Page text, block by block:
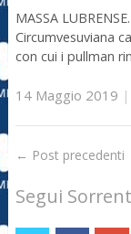
MASSA
Circumvesuviana
con cui i pullman
14 Maggio 2019 |
← Post precedenti
Segui